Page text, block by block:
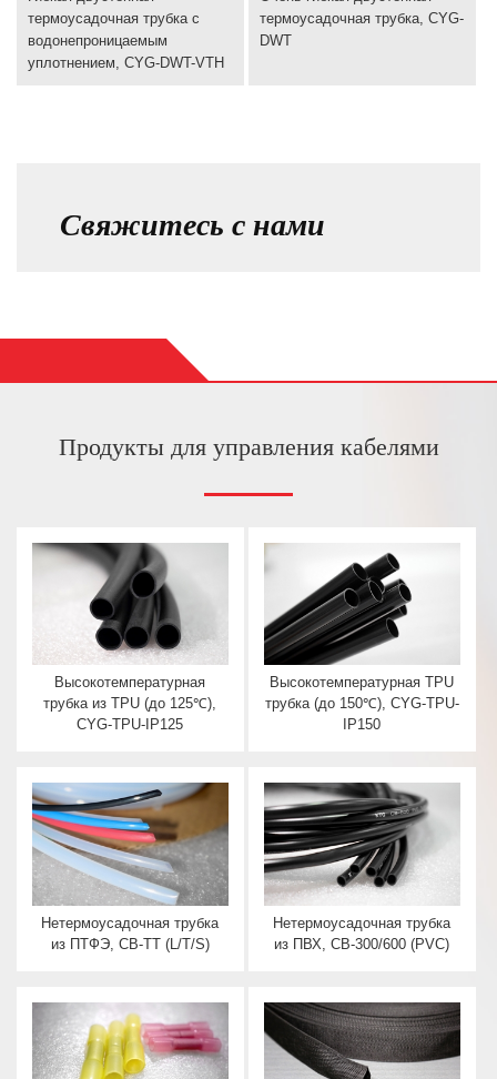
термоусадочная трубка с
водонепроницаемым
уплотнением, CYG-DWT-VTH
термоусадочная трубка, CYG-
DWT
Свяжитесь с нами
Продукты для управления кабелями
Высокотемпературная
трубка из TPU (до 125℃),
CYG-TPU-IP125
Высокотемпературная TPU
трубка (до 150℃), CYG-TPU-
IP150
Нетермоусадочная трубка
из ПТФЭ, CB-TT (L/T/S)
Нетермоусадочная трубка
из ПВХ, CB-300/600 (PVC)